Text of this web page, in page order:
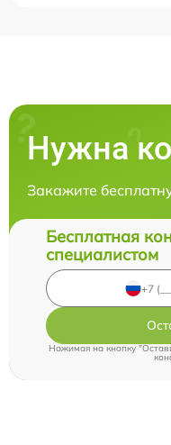
Нужна
Закажите
Бесплатная
специалистом
Нажимая на кнопку